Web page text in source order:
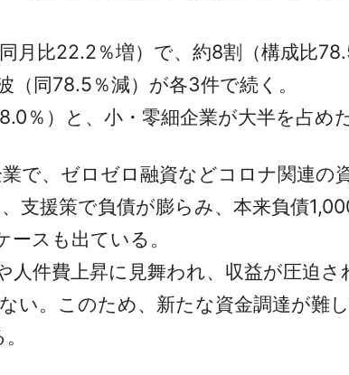
月比22.2％増）で、約8割（構成比
同78.5％減）が各3件で続く。
％）と、小・零細企業が大半を占めた
で、ゼロゼロ融資などコロナ関連の
支援策で負債が膨らみ、本来負債
スも出ている。
件費上昇に見舞われ、収益が圧迫
い。このため、新たな資金調達が難